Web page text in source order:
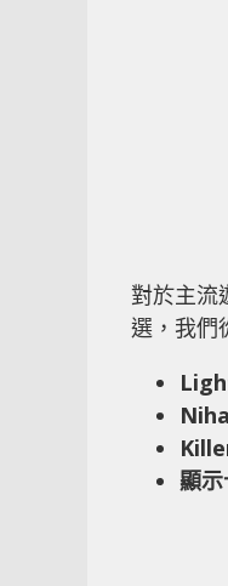
對於主流
選，我們
顯